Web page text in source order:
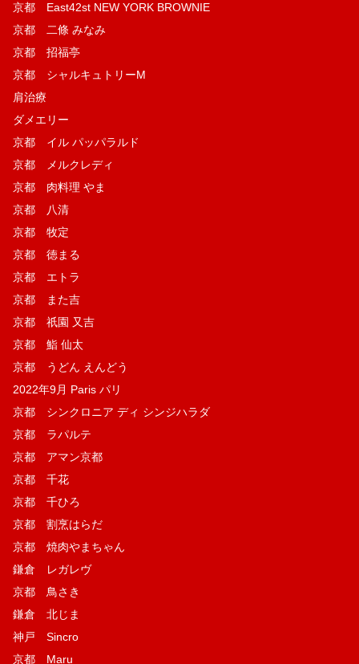
京都 East42st NEW YORK BROWNIE
京都 二條 みなみ
京都 招福亭
京都 シャルキュトリーM
肩治療
ダメエリー
京都 イル パッパラルド
京都 メルクレディ
京都 肉料理 やま
京都 八清
京都 牧定
京都 徳まる
京都 エトラ
京都 また吉
京都 祇園 又吉
京都 鮨 仙太
京都 うどん えんどう
2022年9月 Paris パリ
京都 シンクロニア ディ シンジハラダ
京都 ラパルテ
京都 アマン京都
京都 千花
京都 千ひろ
京都 割烹はらだ
京都 焼肉やまちゃん
鎌倉 レガレヴ
京都 鳥さき
鎌倉 北じま
神戸 Sincro
京都 Maru